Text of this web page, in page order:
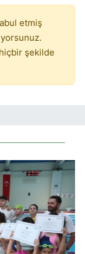
etmiş
şekilde